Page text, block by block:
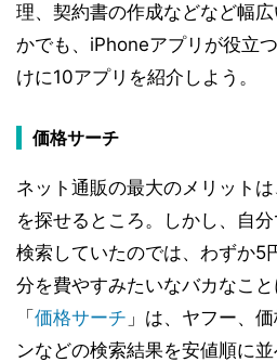
理、契約書の作成などなど幅
かでも、iPhoneアプリが役立
けに10アプリを紹介しよう。
価格サーチ
ネット通販の最大のメリット
を探せるところ。しかし、自
検索していたのでは、わずか5
分を費やすみたいなバカなこ
「 価格サーチ 」は、ヤフー、
ンなどの検索結果を安値順に